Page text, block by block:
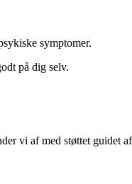
symptomer.
på dig selv.
vi af med støttet guidet